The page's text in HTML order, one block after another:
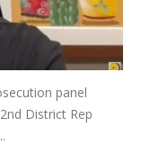
panel
District Rep